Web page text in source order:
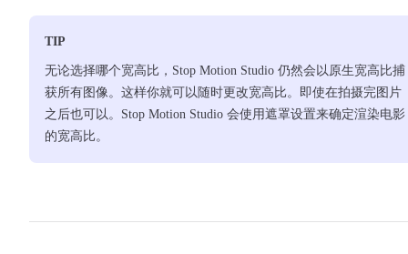
TIP
无论选择哪个宽高比，Stop Motion Studio 仍然会以原生宽高比捕
获所有图像。这样你就可以随时更改宽高比。即使在拍摄完图片
之后也可以。Stop Motion Studio 会使用遮罩设置来确定渲染电影
的宽高比。